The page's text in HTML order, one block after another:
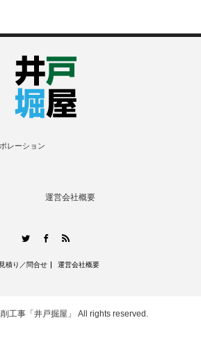
レーション
運営会社概要
TwitterFacebook
積り／問合せ 運営会社概要
工事「井戸掘屋」 All rights reserved.